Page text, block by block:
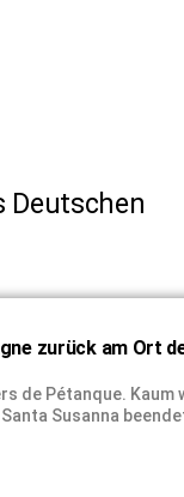
Deutschen
zurück am Ort
de Pétanque.
Susanna